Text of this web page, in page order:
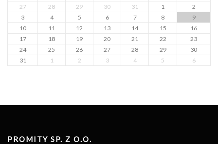
27
28 29 30 31 1
2
3
4 5 6 7 8
9
10
11 12 13 14 15
16
17
18 19 20 21 22
23
24
25 26 27 28 29
30
31
1 2 3 4 5 6
PROMITY SP. Z O.O.